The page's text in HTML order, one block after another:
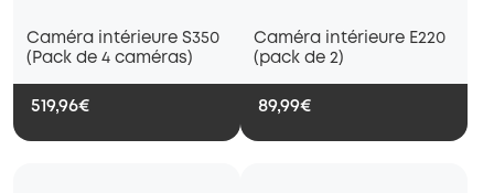
Caméra intérieure S350
(Pack de 4 caméras)
519,96€
Caméra intérieure E220
(pack de 2)
89,99€